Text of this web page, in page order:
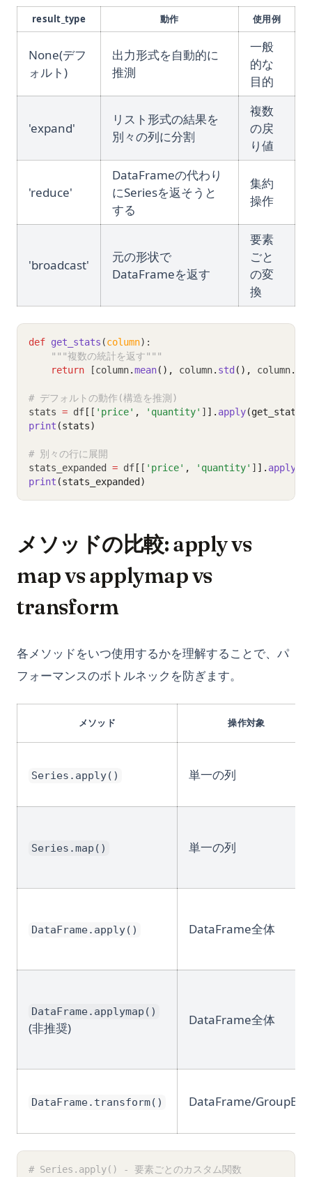
result_type 動作 使用例
None(デフ
ォルト)
出力形式を自動的に
推測
一般
的な
目的
'expand'
リスト形式の結果を
別々の列に分割
複数
の戻
り値
'reduce'
DataFrameの代わり
にSeriesを返そうと
する
集約
操作
'broadcast'
元の形状で
DataFrameを返す
要素
ごと
の変
換
def get_stats (column):
"""複数の統計を返す"""
return [column.mean(), column. std (), column.
# デフォルトの動作(構造を推測)
stats = df [ [ 'price' , 'quantity' ] ]. apply(get_stats)
print (stats)
# 別々の行に展開
stats_expanded = df [ [ 'price' , 'quantity' ] ]. apply
print (stats_expanded)
メソッドの比較: apply vs
map vs applymap vs
transform
各メソッドをいつ使用するかを理解することで、パ
フォーマンスのボトルネックを防ぎます。
メソッド 操作対象
Series.apply() 単一の列
Series.map() 単一の列
DataFrame.apply() DataFrame全体
DataFrame.applymap()
(非推奨)
DataFrame全体
DataFrame.transform() DataFrame/GroupBy
# Series.apply() - 要素ごとのカスタム関数